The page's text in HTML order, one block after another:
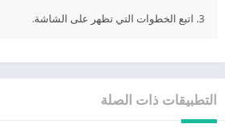
3. اتبع الخطوات التي تظهر على الشاشة.
التطبيقات ذات الصلة